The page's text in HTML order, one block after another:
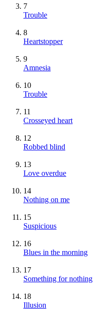
7
Trouble
8
Heartstopper
9
Amnesia
10
Trouble
11
Crosseyed heart
12
Robbed blind
13
Love overdue
14
Nothing on me
15
Suspicious
16
Blues in the morning
17
Something for nothing
18
Illusion